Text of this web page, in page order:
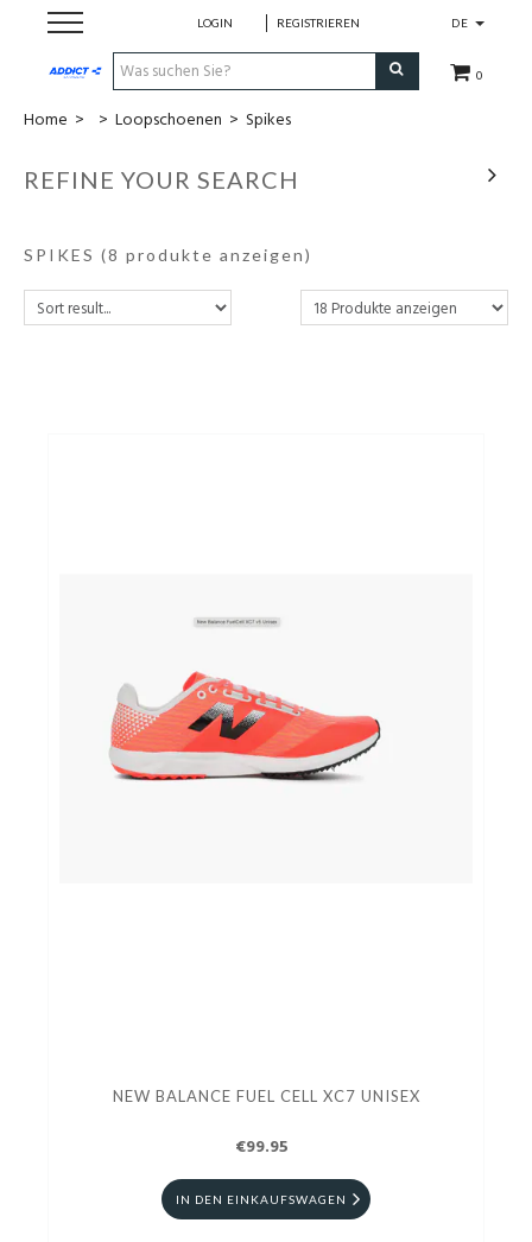
DE
0
LOGIN REGISTRIEREN
Cadeaubon
Loopschoenen
Run
Swim
Home > > Loopschoenen > Spikes
REFINE YOUR SEARCH
SPIKES (8 produkte anzeigen)
NEW BALANCE FUEL CELL XC7 UNISEX
€99.95
IN DEN EINKAUFSWAGEN